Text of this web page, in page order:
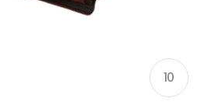
10